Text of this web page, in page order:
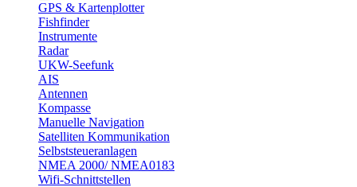
GPS & Kartenplotter
Fishfinder
Instrumente
Radar
UKW-Seefunk
AIS
Antennen
Kompasse
Manuelle Navigation
Satelliten Kommunikation
Selbststeueranlagen
NMEA 2000/ NMEA0183
Wifi-Schnittstellen